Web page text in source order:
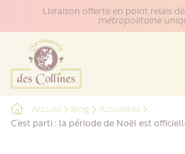
Panneau de gestion des cookies
Livraison offerte en point relais
métropolitaine
Accueil Blog
Actualités
C’est parti : la période de Noël est